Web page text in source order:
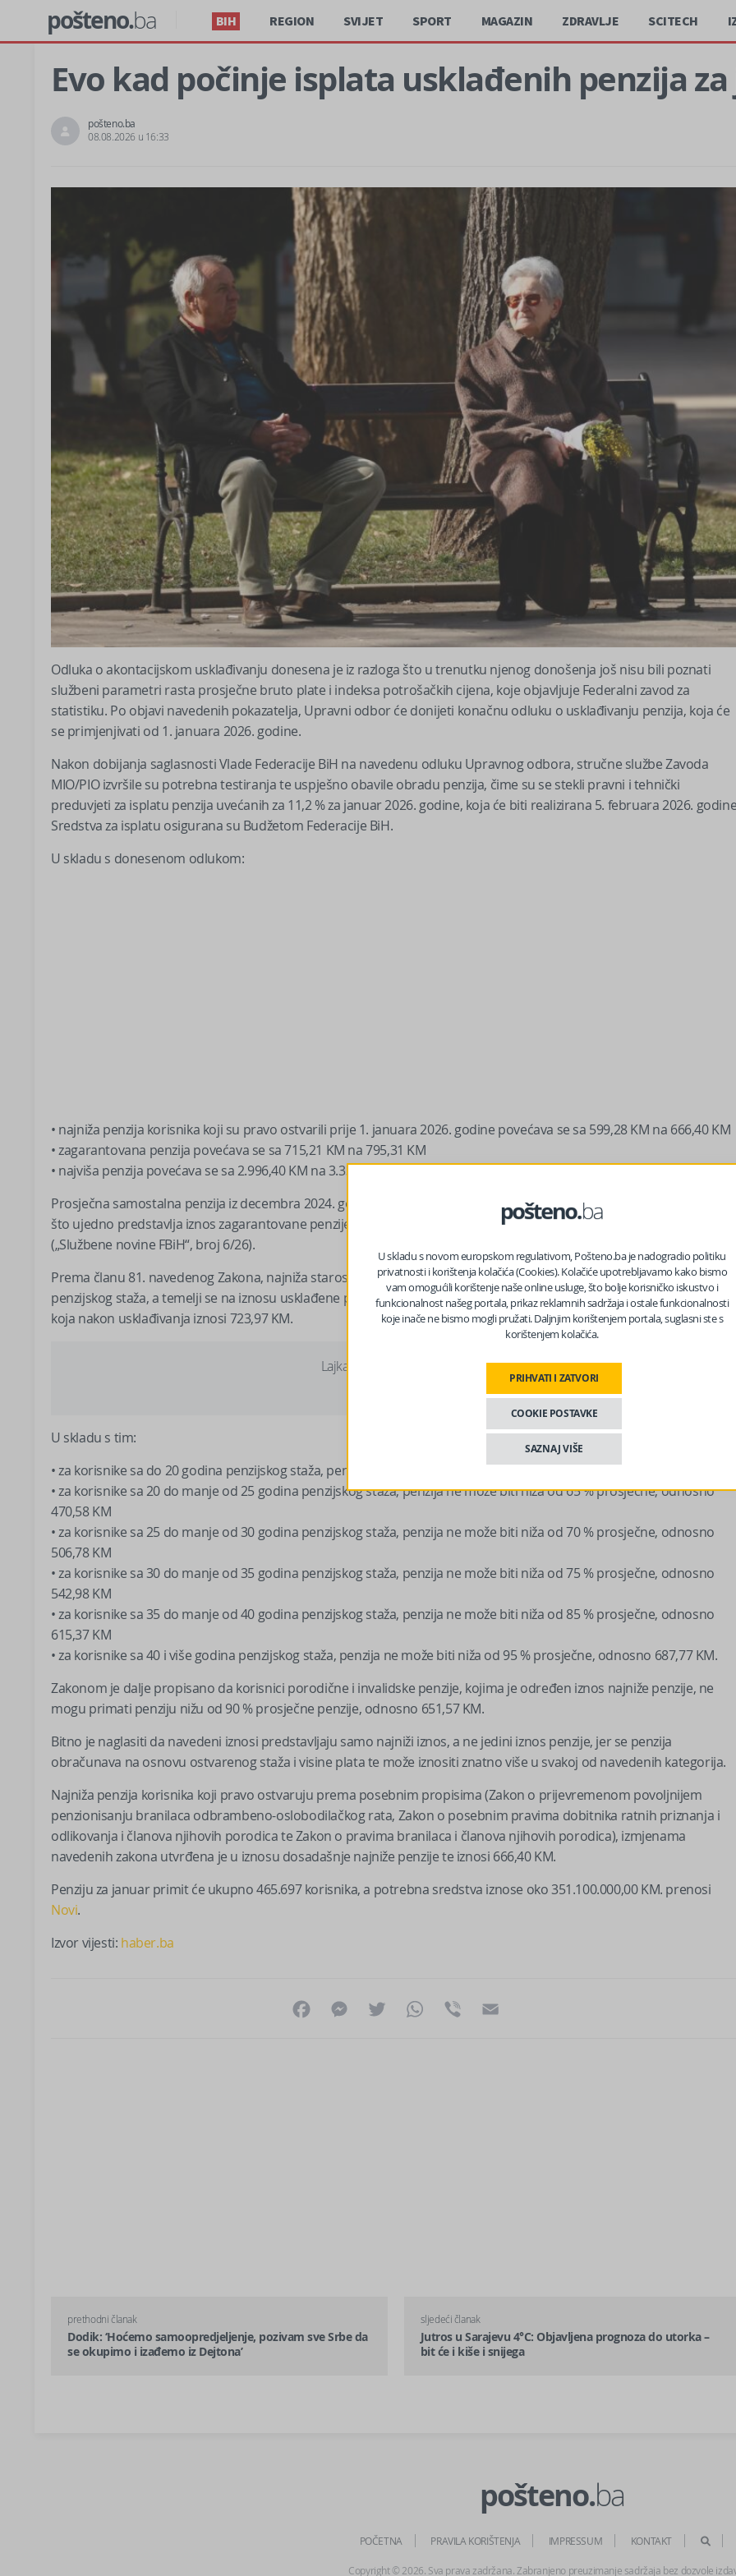
pošteno.ba BIH REGION SVIJET SPORT MAGAZIN ZDRAVLJE SCITECH
Evo kad počinje isplata usklađenih penzija
pošteno.ba
08.08.2026 u 16:33
Odluka o akontacijskom usklađivanju donesena je iz razloga što u trenutku njenog donošenja još nisu bili poznati
službeni parametri rasta prosječne bruto plate i indeksa potrošačkih cijena, koje objavljuje Federalni zavod za
statistiku. Po objavi navedenih pokazatelja, Upravni odbor će donijeti konačnu odluku o usklađivanju penzija, koja će
se primjenjivati od 1. januara 2026. godine.
Nakon dobijanja saglasnosti Vlade Federacije BiH na navedenu odluku Upravnog odbora, stručne službe Zavoda
MIO/PIO izvršile su potrebna testiranja te uspješno obavile obradu penzija, čime su se stekli pravni i tehnički
preduvjeti za isplatu penzija uvećanih za 11,2 % za januar 2026. godine, koja će biti realizirana 5. februara 2026.
Sredstva za isplatu osigurana su Budžetom Federacije BiH.
U skladu s donesenom odlukom:
• najniža penzija korisnika koji su pravo ostvarili prije 1. januara 2026. godine povećava se sa 599,28 KM na 666,40 KM
• zagarantovana penzija povećava se sa 715,21 KM na 795,31 KM
• najviša penzija povećava se sa 2.996,40 KM na 3.332,00 KM.
Prosječna samostalna penzija iz decembra 2024. godine, usklađena za sva pripadajuća povećanja, iznosi 841,98 KM,
što ujedno predstavlja iznos zagarantovane penzije u skladu sa Zakonom o izmjenama i dopunama Zakona o MIO
(„Službene novine FBiH“, broj 6/26).
Prema članu 81. navedenog Zakona, najniža starosna penzija razvrstana je u šest kategorija, ovisno o dužini
penzijskog staža, a temelji se na iznosu usklađene prosječne penzije iz decembra 2025. godine u visini od 651,05 KM,
koja nakon usklađivanja iznosi 723,97 KM.
Lajkajte nas na Facebooku?
U skladu s tim:
• za korisnike sa do 20 godina penzijskog staža, penzija ne može biti niža od 60 % prosječne, odnosno 434,38 KM
• za korisnike sa 20 do manje od 25 godina penzijskog staža, penzija ne može biti niža od 65 % prosječne, odnosno
470,58 KM
• za korisnike sa 25 do manje od 30 godina penzijskog staža, penzija ne može biti niža od 70 % prosječne, odnosno
506,78 KM
• za korisnike sa 30 do manje od 35 godina penzijskog staža, penzija ne može biti niža od 75 % prosječne, odnosno
542,98 KM
• za korisnike sa 35 do manje od 40 godina penzijskog staža, penzija ne može biti niža od 85 % prosječne, odnosno
615,37 KM
• za korisnike sa 40 i više godina penzijskog staža, penzija ne može biti niža od 95 % prosječne, odnosno 687,77 KM.
Zakonom je dalje propisano da korisnici porodične i invalidske penzije, kojima je određen iznos najniže penzije, ne
mogu primati penziju nižu od 90 % prosječne penzije, odnosno 651,57 KM.
Bitno je naglasiti da navedeni iznosi predstavljaju samo najniži iznos, a ne jedini iznos penzije, jer se penzija
obračunava na osnovu ostvarenog staža i visine plata te može iznositi znatno više u svakoj od navedenih kategorija.
Najniža penzija korisnika koji pravo ostvaruju prema posebnim propisima (Zakon o prijevremenom povoljnijem
penzionisanju branilaca odbrambeno-oslobodilačkog rata, Zakon o posebnim pravima dobitnika ratnih priznanja i
odlikovanja i članova njihovih porodica te Zakon o pravima branilaca i članova njihovih porodica), izmjenama
navedenih zakona utvrđena je u iznosu dosadašnje najniže penzije te iznosi 666,40 KM.
Penziju za januar primit će ukupno 465.697 korisnika, a potrebna sredstva iznose oko 351.100.000,00 KM. prenosi
Novi.
Izvor vijesti: haber.ba
FacebookMessenger
Twitter WhatsApp
Viber
prethodni članak
Dodik: ‘Hoćemo samoopredjeljenje, pozivam sve Srbe da
se okupimo i izađemo iz Dejtona’
sljedeći članak
Jutros u Sarajevu 4°C: Objavljena prognoza do utorka –
bit će i kiše i snijega
U skladu s novom europskom regulativom, Pošteno.ba je nadogradio politiku
privatnosti i korištenja kolačića (Cookies). Kolačiće upotrebljavamo kako bismo
vam omogućili korištenje naše online usluge, što bolje korisničko iskustvo i
funkcionalnost našeg portala, prikaz reklamnih sadržaja i ostale funkcionalnosti
koje inače ne bismo mogli pružati. Daljnjim korištenjem portala, suglasni ste s
korištenjem kolačića.
PRIHVATI I ZATVORI
COOKIE POSTAVKE
SAZNAJ VIŠE
pošteno.ba
POČETNA PRAVILA KORIŠTENJA IMPRESSUM KONTAKT
Copyright © 2026. Sva prava zadržana. Zabranjeno preuzimanje sadržaja bez dozvole